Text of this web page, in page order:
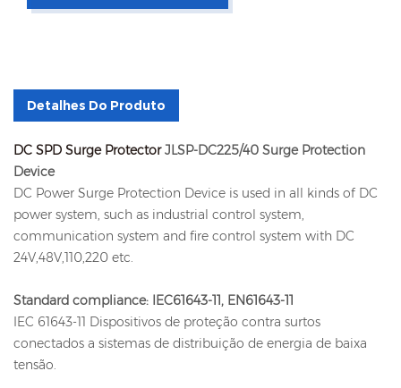
Detalhes Do Produto
DC SPD Surge ProtectorJLSP-DC225/40 Surge Protection
Device
DC Power Surge Protection Device is used in all kinds of DC
power system, such as industrial control system,
communication system and fire control system with DC
24V,48V,110,220 etc.
Standard compliance: IEC61643-11, EN61643-11
IEC 61643-11 Dispositivos de proteção contra surtos
conectados a sistemas de distribuição de energia de baixa
tensão.